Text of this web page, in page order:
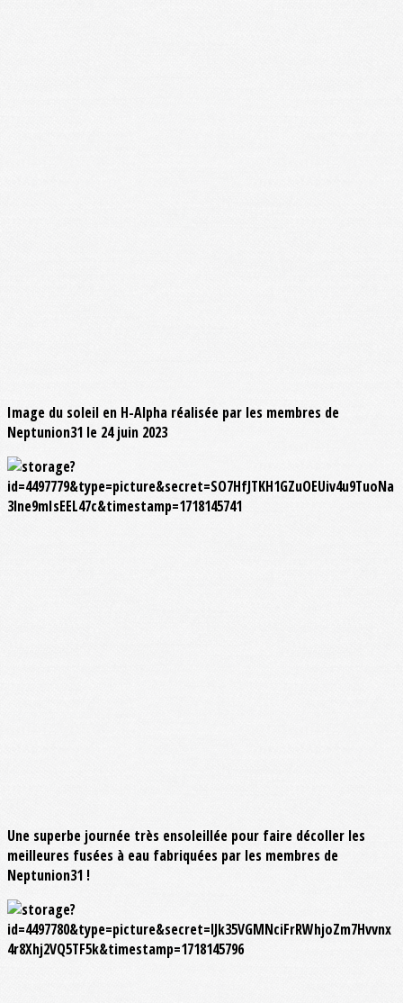
Image du soleil en H-Alpha réalisée par les membres de
Neptunion31 le 24 juin 2023
Une superbe journée très ensoleillée pour faire décoller les
meilleures fusées à eau fabriquées par les membres de
Neptunion31 !